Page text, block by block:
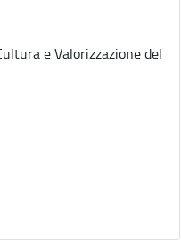
e Valorizzazione del